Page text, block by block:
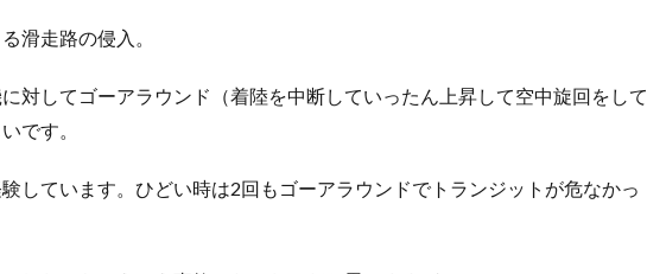
滑走路の侵入。
対してゴーアラウンド（着陸を中断していったん上昇して空中旋回をして
です。
しています。ひどい時は2回もゴーアラウンドでトランジットが危なかっ